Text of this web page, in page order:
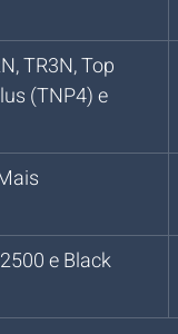
TR3N, Top
(TNP4) e
e Black